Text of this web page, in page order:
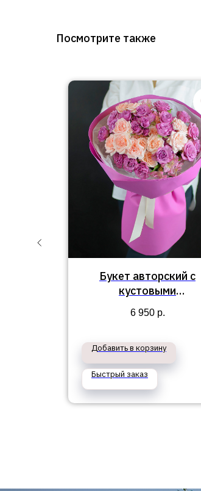
Посмотрите также
Букет авторский с
кустовыми
пионовидными розами
"Летняя феерия"
6 950 р.
Добавить в корзину
Быстрый заказ